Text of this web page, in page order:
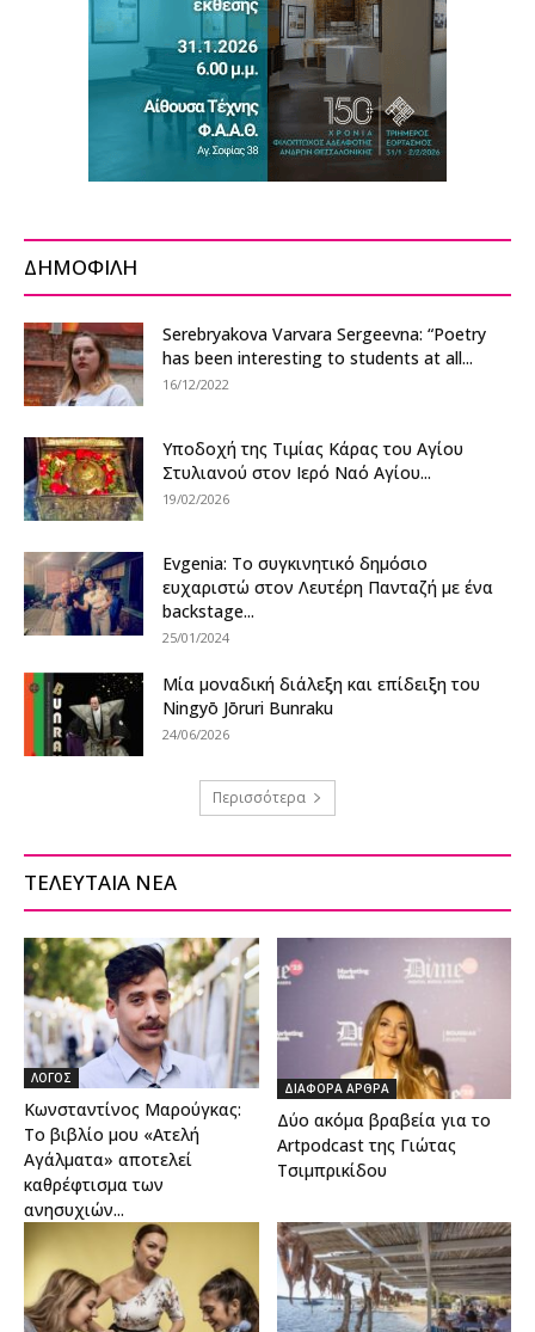
ΔΗΜΟΦΙΛΗ
Serebryakova Varvara Sergeevna: “Poetry
has been interesting to students at all...
16/12/2022
Υποδοχή της Τιμίας Κάρας του Αγίου
Στυλιανού στον Ιερό Ναό Αγίου...
19/02/2026
Evgenia: Το συγκινητικό δημόσιο
ευχαριστώ στον Λευτέρη Πανταζή με ένα
backstage...
25/01/2024
Μία μοναδική διάλεξη και επίδειξη του
Ningyō Jōruri Bunraku
24/06/2026
Περισσότερα
ΤΕΛΕΥΤΑΙΑ ΝΕΑ
ΛΟΓΟΣ
Κωνσταντίνος Μαρούγκας:
Το βιβλίο μου «Ατελή
Αγάλματα» αποτελεί
καθρέφτισμα των
ανησυχιών...
ΔΙΑΦΟΡΑ ΑΡΘΡΑ
Δύο ακόμα βραβεία για το
Artpodcast της Γιώτας
Τσιμπρικίδου